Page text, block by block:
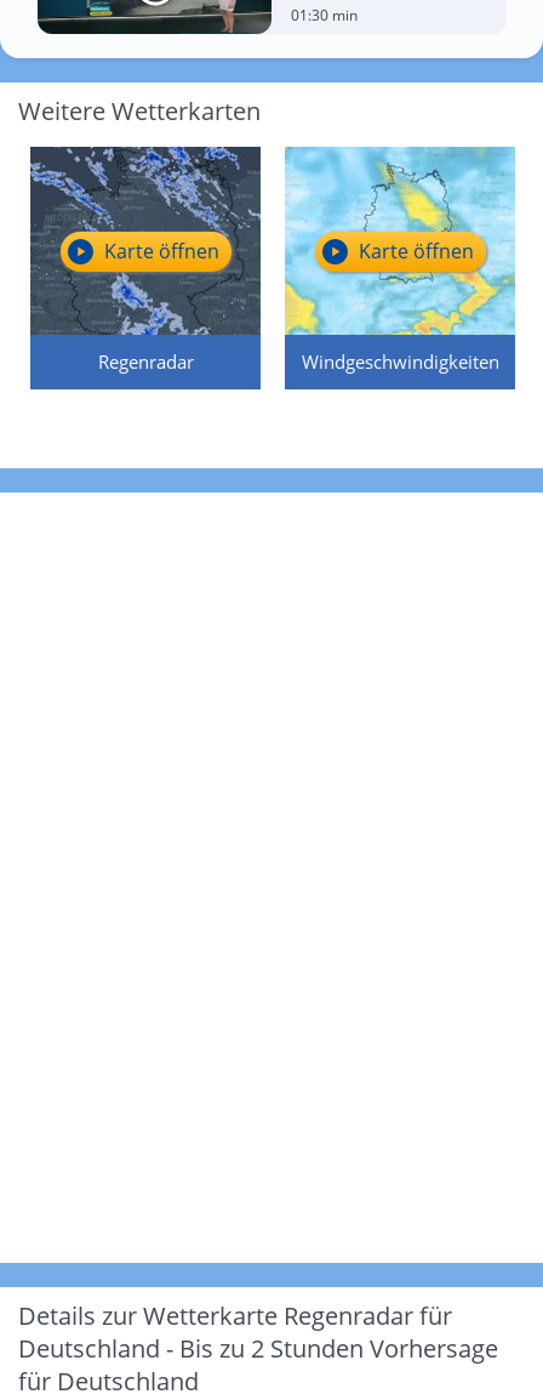
01:30 min
Weitere Wetterkarten
Regenradar
Karte öffnen
Windgeschwindigkeiten
Karte öffnen
Details zur Wetterkarte Regenradar für
Deutschland - Bis zu 2 Stunden Vorhersage
für Deutschland